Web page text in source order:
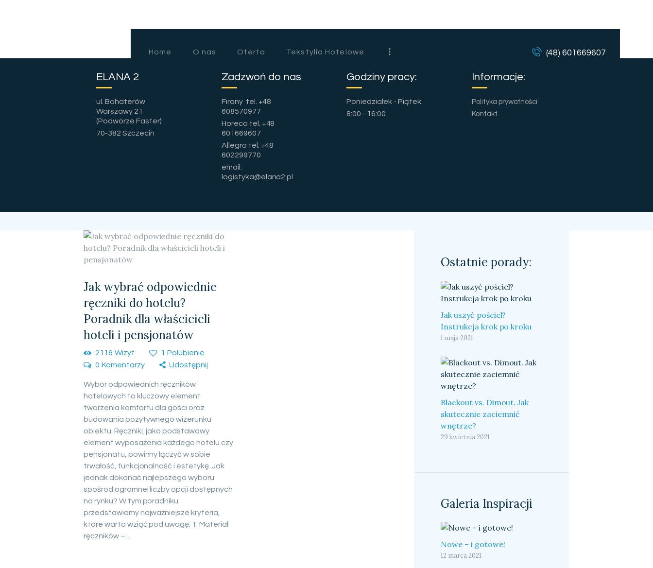
Home O nas Oferta Tekstylia Hotelowe (48) 601669607
Tag: wzornictwo
TEKSTYLIA
HOTELOWE
PORADY
KONTAKT
Jak wybrać odpowiednie
ręczniki do hotelu?
Poradnik dla właścicieli
hoteli i pensjonatów
2116 Wizyt 1 Polubienie
0 Komentarzy Udostępnij
Wybór odpowiednich ręczników
hotelowych to kluczowy element
tworzenia komfortu dla gości oraz
budowania pozytywnego wizerunku
obiektu. Ręczniki, jako podstawowy
element wyposażenia każdego hotelu czy
pensjonatu, powinny łączyć w sobie
trwałość, funkcjonalność i estetykę. Jak
jednak dokonać najlepszego wyboru
spośród ogromnej liczby opcji dostępnych
na rynku? W tym poradniku
przedstawiamy najważniejsze kryteria,
które warto wziąć pod uwagę. 1. Materiał
ręczników –…
Ostatnie porady:
Jak uszyć pościel?
Instrukcja krok po kroku
1 maja 2021
Blackout vs. Dimout. Jak
skutecznie zaciemnić
wnętrze?
29 kwietnia 2021
Galeria Inspiracji
Nowe – i gotowe!
12 marca 2021
ELANA 2
ul. Bohaterów
Warszawy 21
(Podwórze Faster)
70-382 Szczecin
Zadzwoń do nas
Firany tel. +48
608570977
Horeca tel. +48
601669607
Allegro tel. +48
602299770
email:
logistyka@elana2.pl
Godziny pracy:
Poniedziałek - Piątek:
8:00 - 16:00
Informacje:
Polityka prywatności
Kontakt